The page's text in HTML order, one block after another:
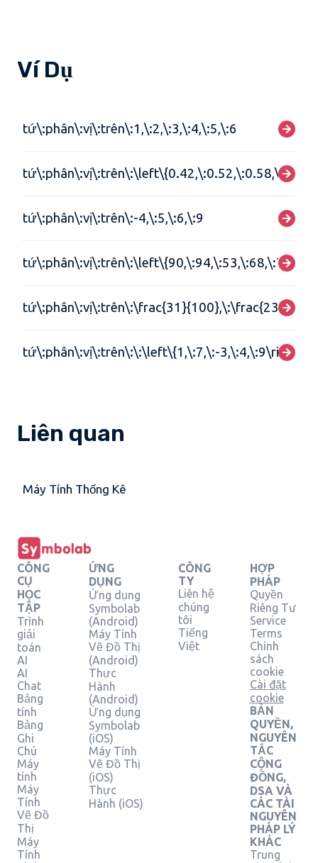
Ví Dụ
tứ\:phân\:vị\:trên\:1,\:2,\:3,\:4,\:5,\:6
tứ\:phân\:vị\:trên\:-4,\:5,\:6,\:9
tứ\:phân\:vị\:trên\:\:\left\{1,\:7,\:-3,\:4,\:9\right\}
Liên quan
Máy Tính Thống Kê
CÔNG
CỤ
HỌC
TẬP
Trình
giải
toán
AI
AI
Chat
Bảng
tính
Bảng
Ghi
Chú
Máy
tính
Máy
Tính
Vẽ Đồ
Thị
Máy
Tính
ỨNG
DỤNG
Ứng dụng
Symbolab
(Android)
Máy Tính
Vẽ Đồ Thị
(Android)
Thực
Hành
(Android)
Ứng dụng
Symbolab
(iOS)
Máy Tính
Vẽ Đồ Thị
(iOS)
Thực
Hành (iOS)
CÔNG
TY
Liên hệ
chúng
tôi
Tiếng
Việt
HỢP
PHÁP
Quyền
Riêng Tư
Service
Terms
Chính
sách
cookie
Cài đặt
cookie
BẢN
QUYỀN,
NGUYÊN
TẮC
CỘNG
ĐỒNG,
DSA VÀ
CÁC TÀI
NGUYÊN
PHÁP LÝ
KHÁC
Trung